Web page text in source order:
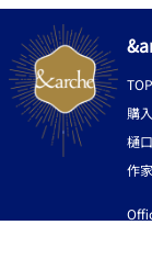
TOP
購
樋
作